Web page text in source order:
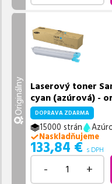
Originálny Laserový toner
cyan (azúrová) -
DOPRAVA ZDARMA
15000 strán
Naskladňujeme
133,84 € s DPH
- +